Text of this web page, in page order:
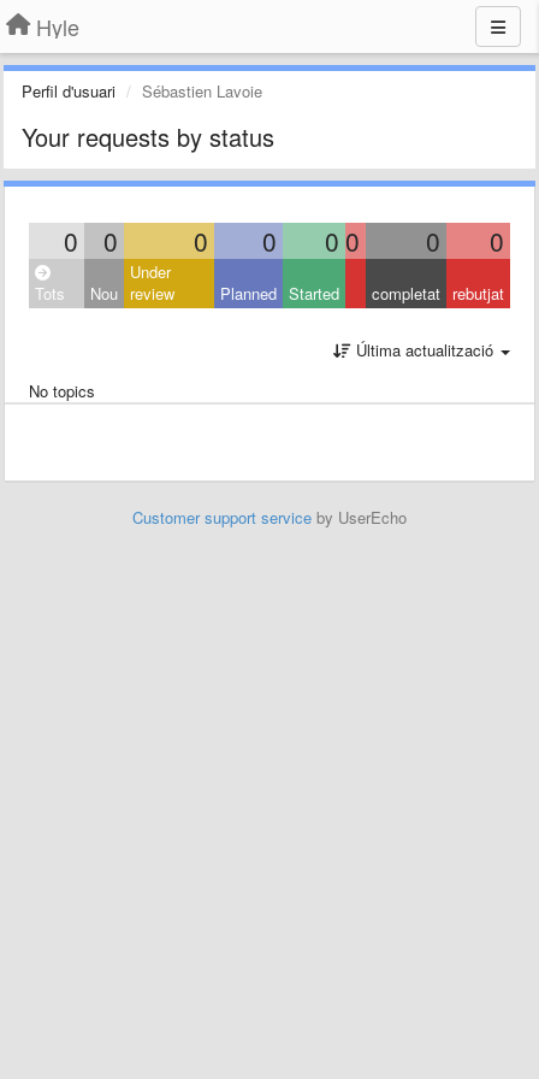
Hyle
Perfil d'usuari Sébastien Lavoie
Your requests by status
0 0 0 0 0 0 0 0
Tots Nou
Under
review
Planned Started completat rebutjat
Última actualització
No topics
Customer support service by UserEcho